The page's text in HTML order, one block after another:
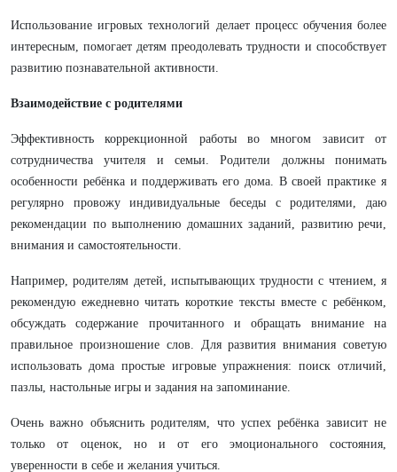
Использование игровых технологий делает процесс обучения более
интересным, помогает детям преодолевать трудности и способствует
развитию познавательной активности.
Взаимодействие с родителями
Эффективность коррекционной работы во многом зависит от
сотрудничества учителя и семьи. Родители должны понимать
особенности ребёнка и поддерживать его дома. В своей практике я
регулярно провожу индивидуальные беседы с родителями, даю
рекомендации по выполнению домашних заданий, развитию речи,
внимания и самостоятельности.
Например, родителям детей, испытывающих трудности с чтением, я
рекомендую ежедневно читать короткие тексты вместе с ребёнком,
обсуждать содержание прочитанного и обращать внимание на
правильное произношение слов. Для развития внимания советую
использовать дома простые игровые упражнения: поиск отличий,
пазлы, настольные игры и задания на запоминание.
Очень важно объяснить родителям, что успех ребёнка зависит не
только от оценок, но и от его эмоционального состояния,
уверенности в себе и желания учиться.